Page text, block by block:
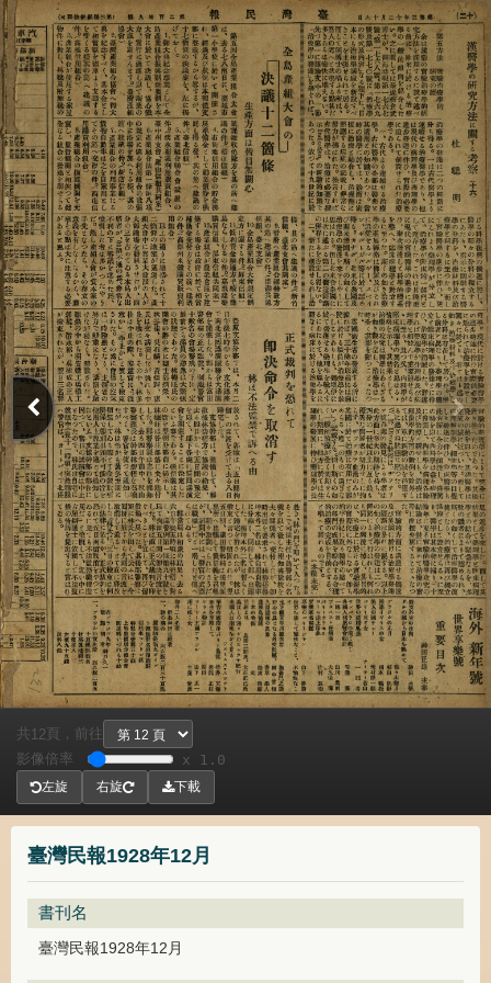
臺灣民報1928年12月
書刊名
臺灣民報1928年12月
共 12頁， 前往
影像倍率
x 1.0
左旋 右旋 下載